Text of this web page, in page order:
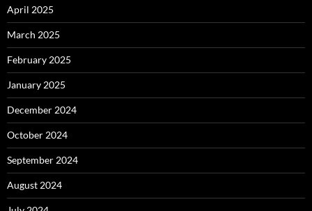
April 2025
March 2025
February 2025
January 2025
December 2024
October 2024
September 2024
August 2024